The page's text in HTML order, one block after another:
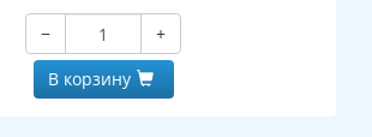
−
+
В корзину